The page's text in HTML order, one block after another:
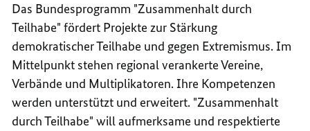
Das Bundesprogramm "Zusammenhalt durch
Teilhabe" fördert Projekte zur Stärkung
demokratischer Teilhabe und gegen Extremismus. Im
Mittelpunkt stehen regional verankerte Vereine,
Verbände und Multiplikatoren. Ihre Kompetenzen
werden unterstützt und erweitert. "Zusammenhalt
durch Teilhabe" will aufmerksame und respektierte